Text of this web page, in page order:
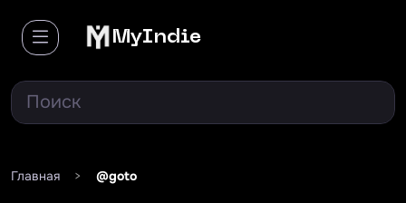
MyIndie
Главная > @goto